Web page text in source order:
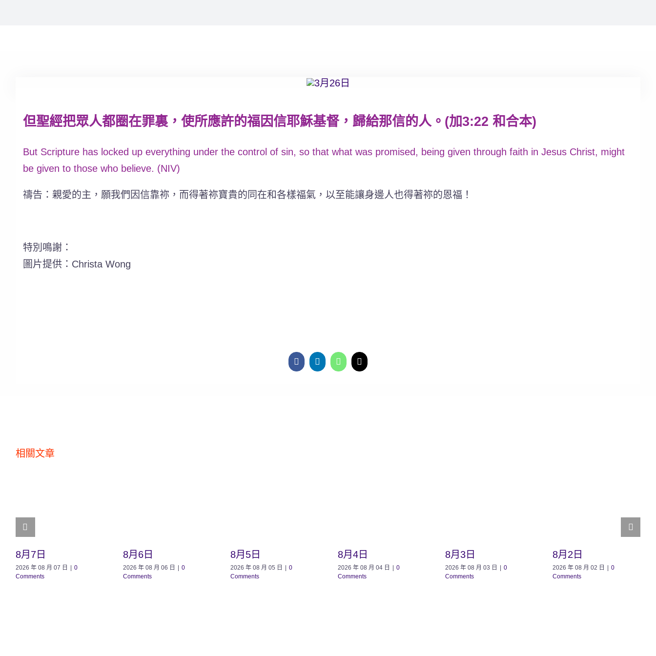
但聖經把眾人都圈在罪裏，使所應許的福因信耶穌基督，歸給那信的人。(加3:22 和合本)
But Scripture has locked up everything under the control of sin, so that what was promised, being given through faith in Jesus Christ, might
be given to those who believe. (NIV)
禱告：親愛的主，願我們因信靠祢，而得著祢寶貴的同在和各樣福氣，以至能讓身邊人也得著祢的恩福！
特別鳴謝：
圖片提供：Christa Wong
相關文章
8月7日
2026 年 08 月 07 日
0
Comments
8月6日
2026 年 08 月 06 日
0
Comments
8月5日
2026 年 08 月 05 日
0
Comments
8月4日
2026 年 08 月 04 日
0
Comments
8月3日
2026 年 08 月 03 日
0
Comments
8月2日
2026 年 08 月 02 日
0
Comments